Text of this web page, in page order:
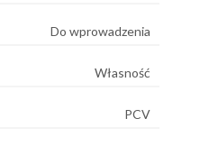
Do wprowadzenia
Własność
PCV